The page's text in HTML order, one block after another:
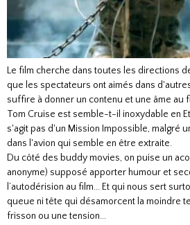
Le film cherche dans toutes les directions
que les spectateurs ont aimés dans
suffire à donner un contenu et une âme au
Tom Cruise est semble-t-il inoxydable en
s'agit pas d'un Mission Impossible, malgré
dans l'avion qui semble en être extraite.
Du côté des buddy movies, on puise un
anonyme) supposé apporter humour et
l’autodérision au film... Et qui nous sert
queue ni tête qui désamorcent la moindre
frisson ou une tension...